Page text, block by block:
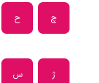
چ ح
ژ س